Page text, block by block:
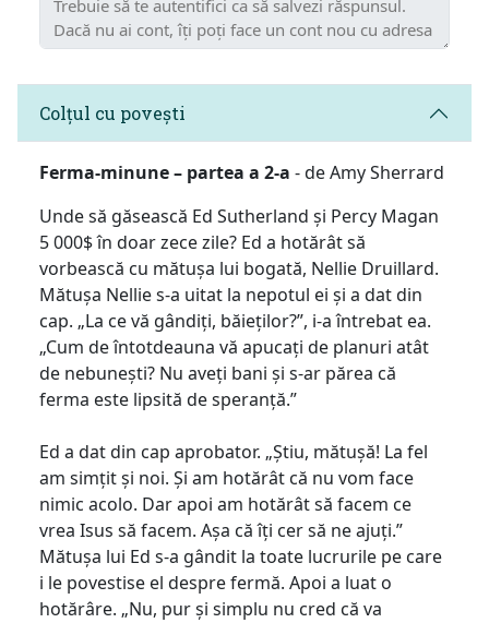
Colțul cu povești
Ferma-minune – partea a 2-a - de Amy Sherrard
Unde să găsească Ed Sutherland și Percy Magan
5 000$ în doar zece zile? Ed a hotărât să
vorbească cu mătușa lui bogată, Nellie Druillard.
Mătușa Nellie s-a uitat la nepotul ei și a dat din
cap. „La ce vă gândiți, băieților?”, i-a întrebat ea.
„Cum de întotdeauna vă apucați de planuri atât
de nebunești? Nu aveți bani și s-ar părea că
ferma este lipsită de speranță.”
Ed a dat din cap aprobator. „Știu, mătușă! La fel
am simțit și noi. Și am hotărât că nu vom face
nimic acolo. Dar apoi am hotărât să facem ce
vrea Isus să facem. Așa că îți cer să ne ajuți.”
Mătușa lui Ed s-a gândit la toate lucrurile pe care
i le povestise el despre fermă. Apoi a luat o
hotărâre. „Nu, pur și simplu nu cred că va